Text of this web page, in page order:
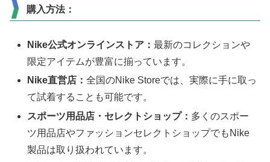
購入方法：
Nike公式オンラインストア：最新のコレクションや
限定アイテムが豊富に揃っています。
Nike直営店：全国のNike Storeでは、実際に手に取っ
て試着することも可能です。
スポーツ用品店・セレクトショップ： 多くのスポー
ツ用品店やファッションセレクトショップでもNike
製品は取り扱われています。